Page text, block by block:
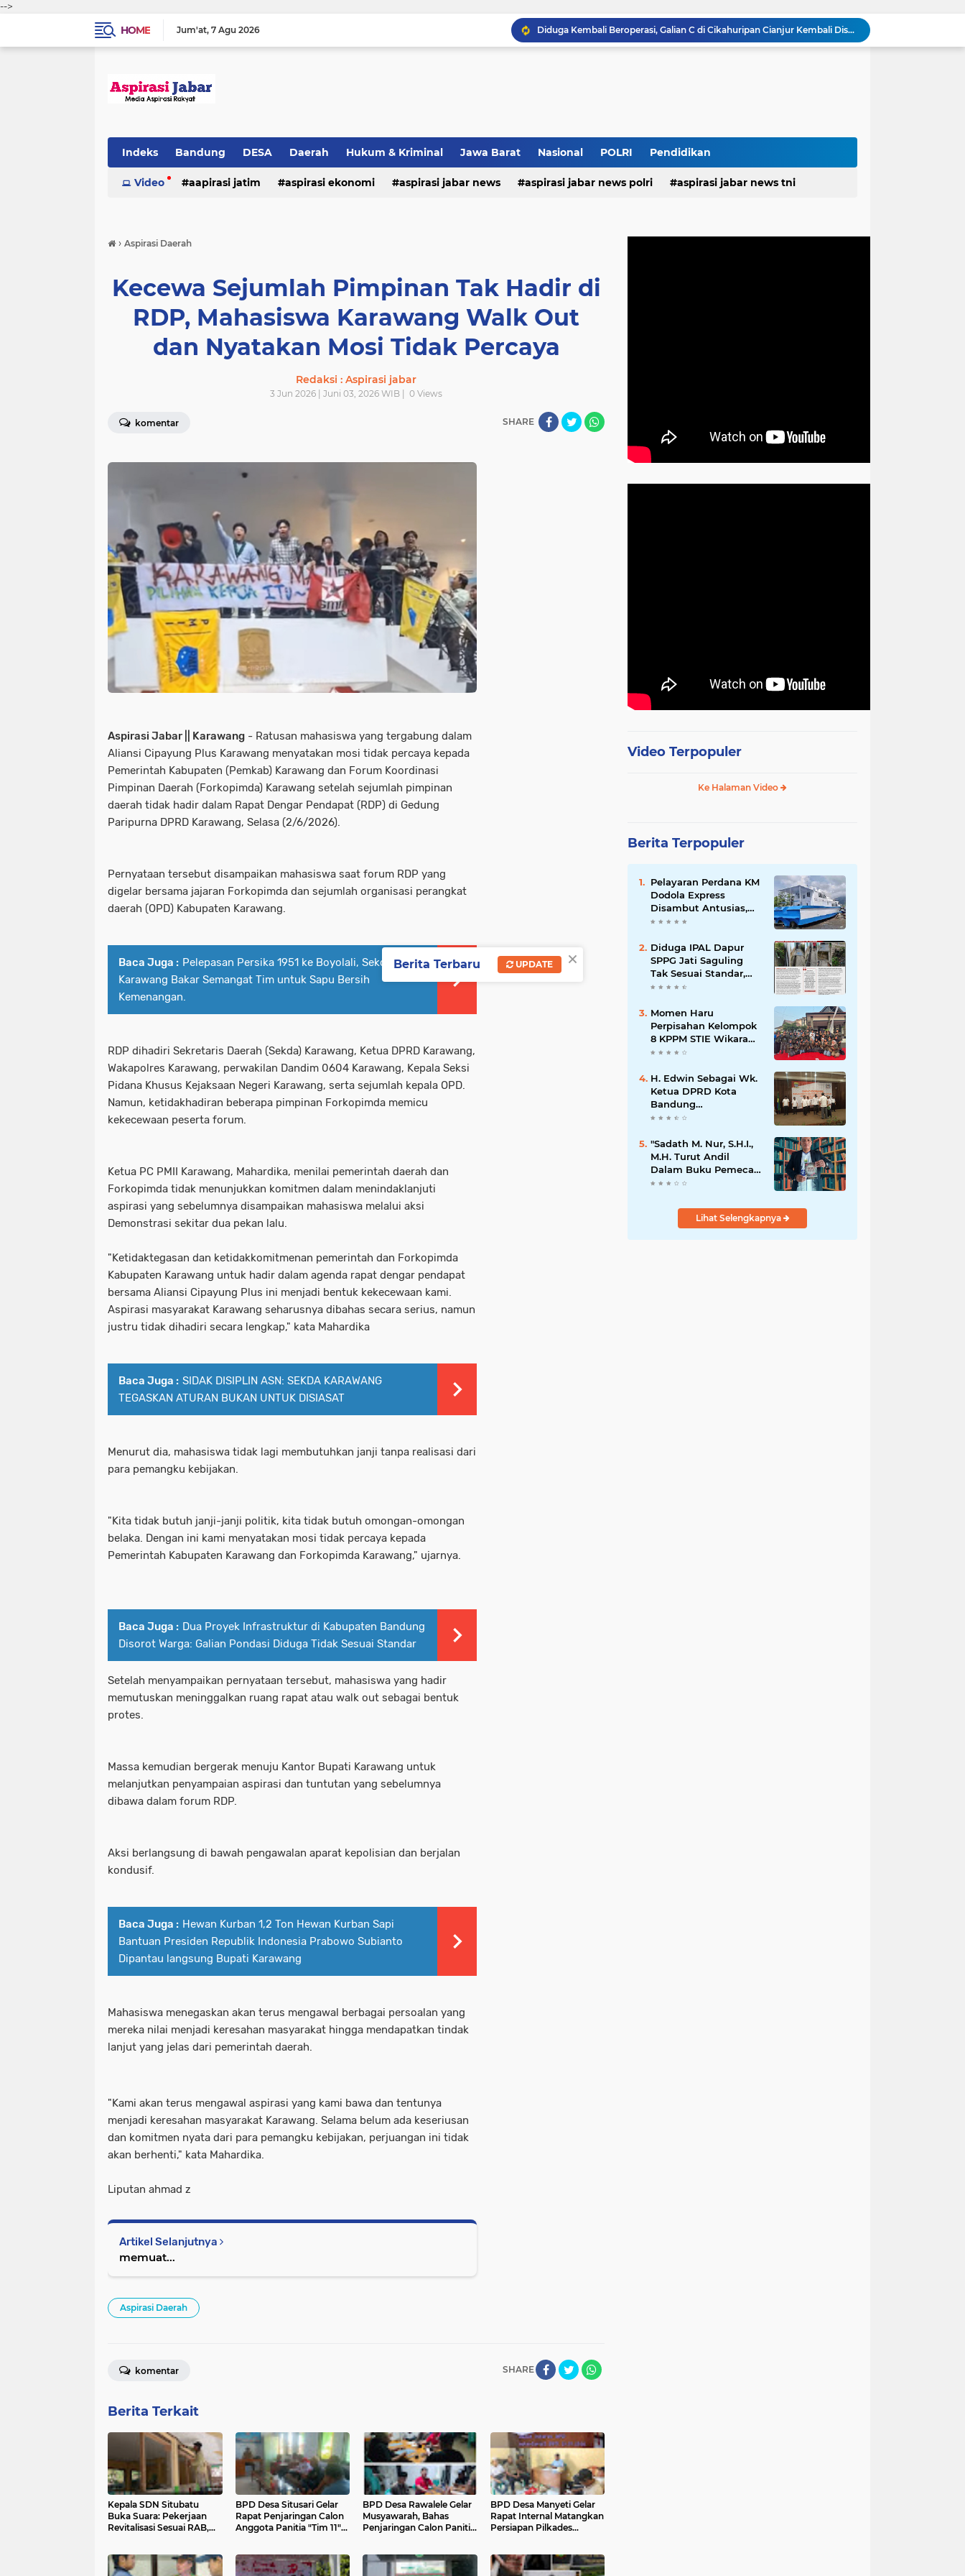
-->
HOME
Jum'at 7 Agu 2026 Diduga Kembali Beroperasi, Galian C di Cikahuripan Cianjur Kembali Disorot; Isu Intimidasi Wartawan Mencuat
Satgas TMMD Ke-129 Pastikan Kesehatan Warga Masyarakat dan Personel Tetap Prima Demi Suksesnya TMMD di Kampung Sesor
RSUD Cicalengka Gelar Khitanan Gratis Rutin, Layanan Kesehatan Berkualitas Tanpa Beban Biaya
Polda Jabar Bongkar Kasus Ujaran Kebencian Berbasis AI, Pelaku Cari Engagement dan Finansial
Baut dan Besi Bendung Rengrang Dicuri, Bupati : Jangan Main-main dengan Aset Negara yang Menyangkut Nyawa dan Ketahanan Pangan
Indeks Bandung DESA Daerah Hukum & Kriminal Jawa Barat Nasional POLRI Pendidikan
Video aapirasi jatim aspirasi ekonomi aspirasi jabar news aspirasi jabar news polri aspirasi jabar news tni
hukum & kriminal
› Aspirasi Daerah
Kecewa Sejumlah Pimpinan Tak Hadir di
RDP, Mahasiswa Karawang Walk Out
dan Nyatakan Mosi Tidak Percaya
Redaksi : Aspirasi jabar
3 Jun 2026 | Juni 03, 2026 WIB | 0 Views
komentar SHARE
Aspirasi Jabar || Karawang - Ratusan mahasiswa yang tergabung dalam
Aliansi Cipayung Plus Karawang menyatakan mosi tidak percaya kepada
Pemerintah Kabupaten (Pemkab) Karawang dan Forum Koordinasi
Pimpinan Daerah (Forkopimda) Karawang setelah sejumlah pimpinan
daerah tidak hadir dalam Rapat Dengar Pendapat (RDP) di Gedung
Paripurna DPRD Karawang, Selasa (2/6/2026).
Pernyataan tersebut disampaikan mahasiswa saat forum RDP yang
digelar bersama jajaran Forkopimda dan sejumlah organisasi perangkat
daerah (OPD) Kabupaten Karawang.
Baca Juga : Pelepasan Persika 1951 ke Boyolali, Sekda
Karawang Bakar Semangat Tim untuk Sapu Bersih
Kemenangan.
RDP dihadiri Sekretaris Daerah (Sekda) Karawang, Ketua DPRD Karawang,
Wakapolres Karawang, perwakilan Dandim 0604 Karawang, Kepala Seksi
Pidana Khusus Kejaksaan Negeri Karawang, serta sejumlah kepala OPD.
Namun, ketidakhadiran beberapa pimpinan Forkopimda memicu
kekecewaan peserta forum.
Ketua PC PMII Karawang, Mahardika, menilai pemerintah daerah dan
Forkopimda tidak menunjukkan komitmen dalam menindaklanjuti
aspirasi yang sebelumnya disampaikan mahasiswa melalui aksi
Demonstrasi sekitar dua pekan lalu.
"Ketidaktegasan dan ketidakkomitmenan pemerintah dan Forkopimda
Kabupaten Karawang untuk hadir dalam agenda rapat dengar pendapat
bersama Aliansi Cipayung Plus ini menjadi bentuk kekecewaan kami.
Aspirasi masyarakat Karawang seharusnya dibahas secara serius, namun
justru tidak dihadiri secara lengkap," kata Mahardika
Baca Juga : SIDAK DISIPLIN ASN: SEKDA KARAWANG
TEGASKAN ATURAN BUKAN UNTUK DISIASAT
Menurut dia, mahasiswa tidak lagi membutuhkan janji tanpa realisasi dari
para pemangku kebijakan.
"Kita tidak butuh janji-janji politik, kita tidak butuh omongan-omongan
belaka. Dengan ini kami menyatakan mosi tidak percaya kepada
Pemerintah Kabupaten Karawang dan Forkopimda Karawang," ujarnya.
Baca Juga : Dua Proyek Infrastruktur di Kabupaten Bandung
Disorot Warga: Galian Pondasi Diduga Tidak Sesuai Standar
Setelah menyampaikan pernyataan tersebut, mahasiswa yang hadir
memutuskan meninggalkan ruang rapat atau walk out sebagai bentuk
protes.
Massa kemudian bergerak menuju Kantor Bupati Karawang untuk
melanjutkan penyampaian aspirasi dan tuntutan yang sebelumnya
dibawa dalam forum RDP.
Aksi berlangsung di bawah pengawalan aparat kepolisian dan berjalan
kondusif.
Baca Juga : Hewan Kurban 1,2 Ton Hewan Kurban Sapi
Bantuan Presiden Republik Indonesia Prabowo Subianto
Dipantau langsung Bupati Karawang
Mahasiswa menegaskan akan terus mengawal berbagai persoalan yang
mereka nilai menjadi keresahan masyarakat hingga mendapatkan tindak
lanjut yang jelas dari pemerintah daerah.
"Kami akan terus mengawal aspirasi yang kami bawa dan tentunya
menjadi keresahan masyarakat Karawang. Selama belum ada keseriusan
dan komitmen nyata dari para pemangku kebijakan, perjuangan ini tidak
akan berhenti," kata Mahardika.
Liputan ahmad z
Artikel Selanjutnya
memuat...
Aspirasi Daerah
SHARE
komentar
Berita Terkait
Kepala SDN Situbatu
Buka Suara: Pekerjaan
Revitalisasi Sesuai RAB,
Dinas
BPD Desa Situsari Gelar
Rapat Penjaringan Calon
Anggota Panitia "Tim 11"
BPD Desa Rawalele Gelar
Musyawarah, Bahas
Penjaringan Calon Panitia
BPD Desa Manyeti Gelar
Rapat Internal Matangkan
Persiapan Pilkades
Video Terpopuler
Ke Halaman Video
Berita Terpopuler
Pelayaran Perdana KM
Dodola Express
Disambut Antusias,
Baling-Baling Segera
Diduga IPAL Dapur
SPPG Jati Saguling
Tak Sesuai Standar,
Warga Keluhkan
Mengalir ke Sungai
Momen Haru
Perpisahan Kelompok
8 KPPM STIE Wikara
Bersama Kepala Desa
Kecamatan Bojong
H. Edwin Sebagai Wk.
Ketua DPRD Kota
Bandung
Mengapresiasi Dan
Kepada
Kepemimpinan Merdi
Hajiji Sebagai ketua
DPD Lpm Kota
2021-2026
"Sadath M. Nur, S.H.I.,
M.H. Turut Andil
Dalam Buku Pemecah
Rekor MURI Puisi
Lihat Selengkapnya
×
Berita Terbaru UPDATE